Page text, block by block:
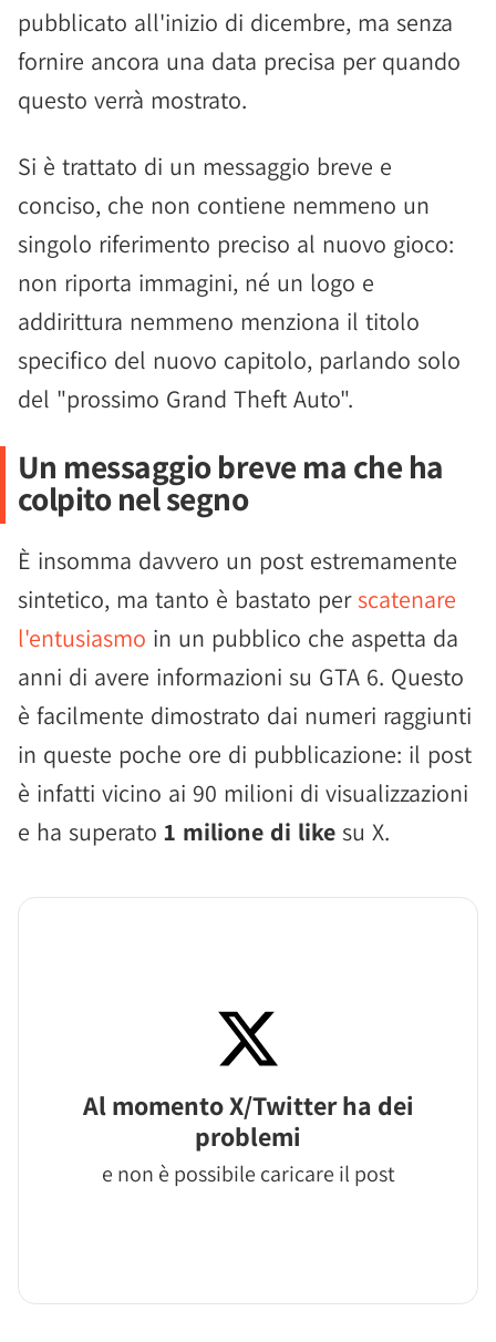
pubblicato all'inizio di dicembre, ma senza
fornire ancora una data precisa per quando
questo verrà mostrato.
Si è trattato di un messaggio breve e
conciso, che non contiene nemmeno un
singolo riferimento preciso al nuovo gioco:
non riporta immagini, né un logo e
addirittura nemmeno menziona il titolo
specifico del nuovo capitolo, parlando solo
del "prossimo Grand Theft Auto".
Un messaggio breve ma che ha
colpito nel segno
È insomma davvero un post estremamente
sintetico, ma tanto è bastato perscatenare
l'entusiasmo in un pubblico che aspetta da
anni di avere informazioni su GTA 6. Questo
è facilmente dimostrato dai numeri raggiunti
in queste poche ore di pubblicazione: il post
è infatti vicino ai 90 milioni di visualizzazioni
e ha superato 1 milione di like su X.
Al momento X/Twitter ha dei
problemi
e non è possibile caricare il post